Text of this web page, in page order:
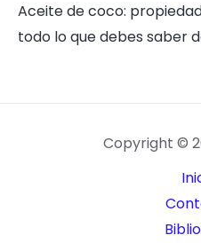
Aceite de coco:
todo lo que debes saber
Copyright ©